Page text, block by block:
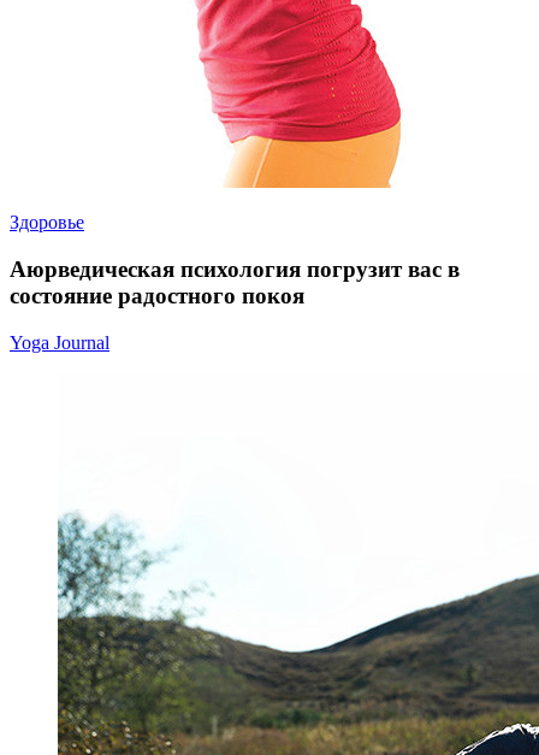
Здоровье
Аюрведическая психология погрузит вас в
состояние радостного покоя
Yoga Journal